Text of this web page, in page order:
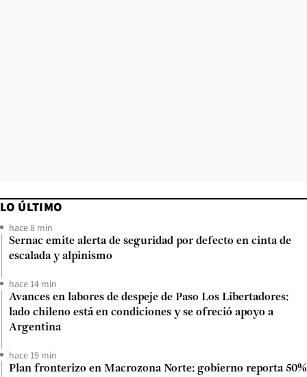
LO ÚLTIMO
hace 8 min
Sernac emite alerta de seguridad por defecto en cinta de
escalada y alpinismo
hace 14 min
Avances en labores de despeje de Paso Los Libertadores:
lado chileno está en condiciones y se ofreció apoyo a
Argentina
hace 19 min
Plan fronterizo en Macrozona Norte: gobierno reporta 50%